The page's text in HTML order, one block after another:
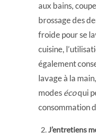
aux bains,
brossage des
froide pour se
cuisine,
également
lavage à la
modesécoqui
consommation
J’entretiens